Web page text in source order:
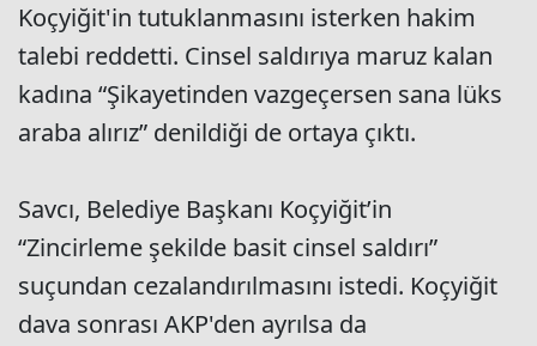
Koçyiğit'in tutuklanmasını isterken hakim
talebi reddetti. Cinsel saldırıya maruz kalan
kadına “Şikayetinden vazgeçersen sana lüks
araba alırız” denildiği de ortaya çıktı.
Savcı, Belediye Başkanı Koçyiğit’in
“Zincirleme şekilde basit cinsel saldırı”
suçundan cezalandırılmasını istedi. Koçyiğit
dava sonrası AKP'den ayrılsa da